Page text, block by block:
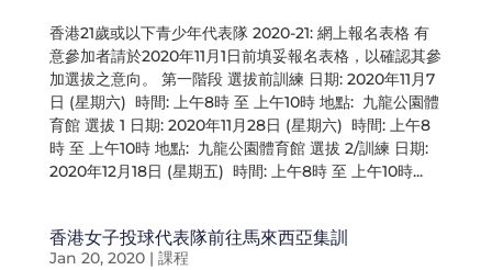
香港21歲或以下青少年代表隊 2020-21: 網上報名表格 有
意參加者請於2020年11月1日前填妥報名表格，以確認其參
加選拔之意向。 第一階段 選拔前訓練 日期: 2020年11月7
日 (星期六) 時間: 上午8時 至 上午10時 地點: 九龍公園體
育館 選拔 1 日期: 2020年11月28日 (星期六) 時間: 上午8
時 至 上午10時 地點: 九龍公園體育館 選拔 2/訓練 日期:
2020年12月18日 (星期五) 時間: 上午8時 至 上午10時...
香港女子投球代表隊前往馬來西亞集訓
Jan 20, 2020| 課程